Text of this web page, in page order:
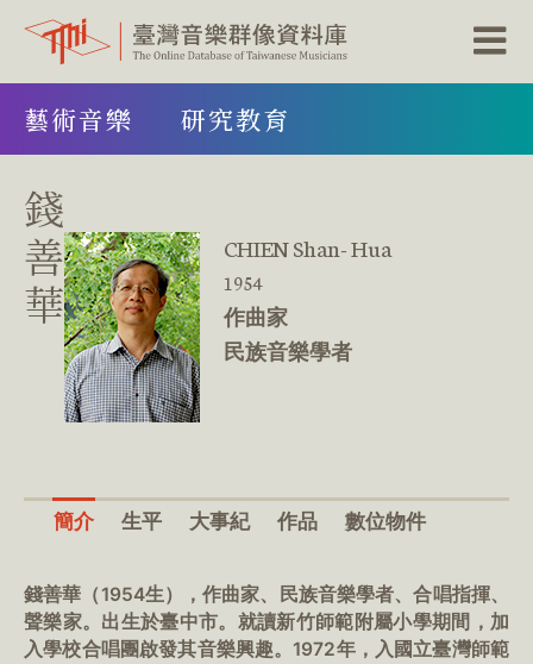
要
藝術音樂 研究教育
錢
善
華
CHIEN Shan- Hua
1954
作曲家
民族音樂學者
簡介 生平 大事紀 作品 數位物件
錢善華（1954生），作曲家、民族音樂學者、合唱指揮、
聲樂家。出生於臺中市。就讀新竹師範附屬小學期間，加
入學校合唱團啟發其音樂興趣。1972年，入國立臺灣師範